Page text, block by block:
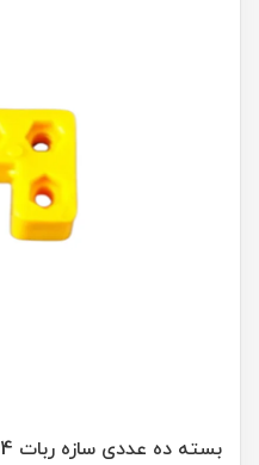
بسته ده عددی سازه ربات L4